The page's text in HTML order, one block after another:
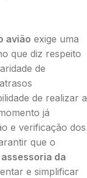
avião exige uma
que diz respeito
de
de realizar a
já
e verificação dos
que o
assessoria da
e simplificar